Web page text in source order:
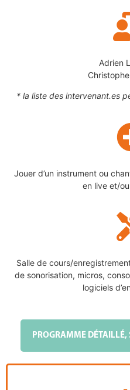
Adrien
* la liste des intervenant.es
Jouer d’un instrument ou
en live et/
Salle de cours/
de sonorisation, micros,
logiciels
PROGRAMME DÉTAILLÉ,